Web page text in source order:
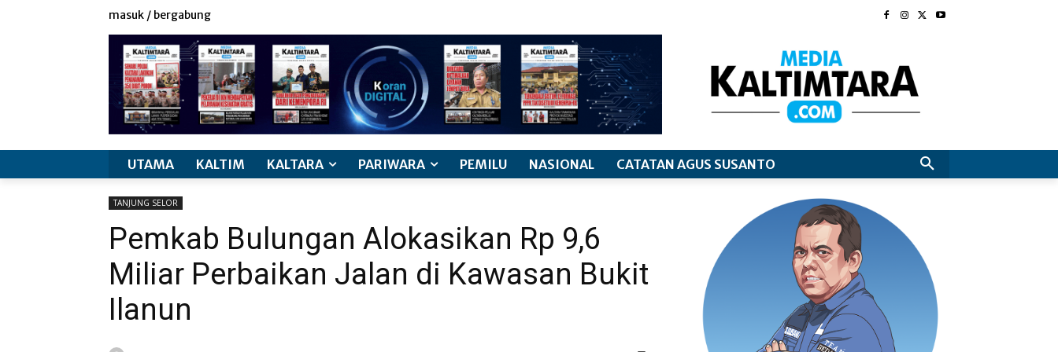
masuk / bergabung
UTAMA KALTIM KALTARA PARIWARA PEMILU NASIONAL CATATAN AGUS SUSANTO
TANJUNG SELOR
Pemkab Bulungan Alokasikan Rp 9,6
Miliar Perbaikan Jalan di Kawasan Bukit
Ilanun